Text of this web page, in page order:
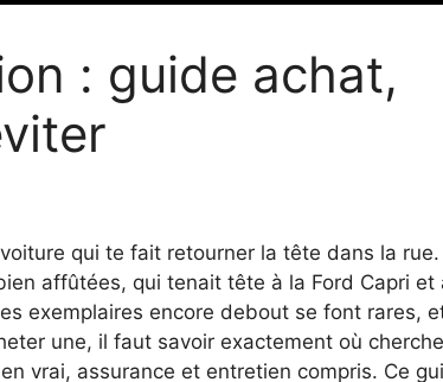
: guide achat,
voiture qui te fait retourner la tête dans la rue.
affûtées, qui tenait tête à la Ford Capri et
exemplaires encore debout se font rares,
une, il faut savoir exactement où
vrai, assurance et entretien compris. Ce